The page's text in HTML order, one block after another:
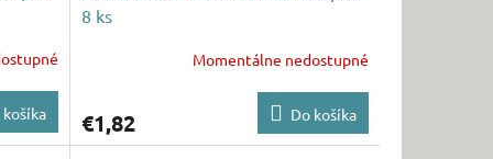
košíka
8 ks
Momentálne nedostupné
€1,82 Do košíka